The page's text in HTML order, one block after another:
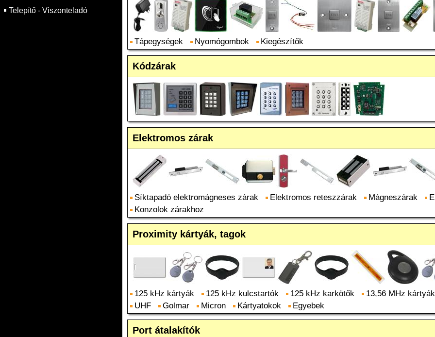
Telepítő - Viszonteladó
Tápegységek Nyomógombok Kiegészítők
Kódzárak
Elektromos zárak
Síktapadó elektromágneses zárak Elektromos reteszzárak Mágneszárak
Konzolok zárakhoz
Proximity kártyák, tagok
125 kHz kártyák 125 kHz kulcstartók 125 kHz karkötők
13,56 MHz kártyák
UHF
Golmar Micron Kártyatokok Egyebek
Port átalakítók